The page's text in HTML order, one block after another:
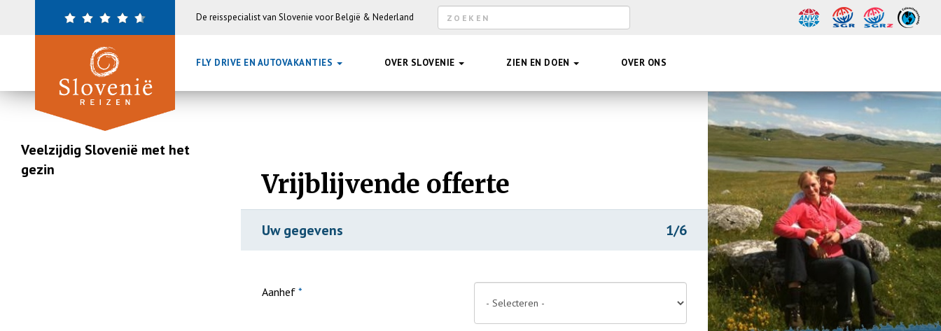
De reisspecialist van Slovenie voor België & Nederland Zoekveld
FLY DRIVE EN AUTOVAKANTIES OVER SLOVENIE ZIEN EN DOEN OVER ONS
Veelzijdig Slovenië met het
gezin
Vrijblijvende offerte
Uw gegevens 1/6
Aanhef *